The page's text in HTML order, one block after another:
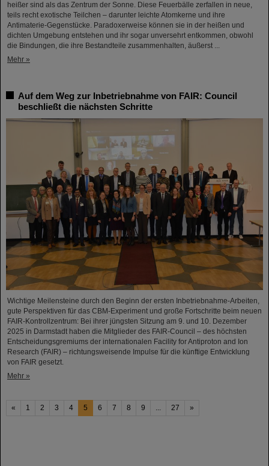
heißer sind als das Zentrum der Sonne. Diese Feuerbälle zerfallen in neue,
teils recht exotische Teilchen – darunter leichte Atomkerne und ihre
Antimaterie-Gegenstücke. Paradoxerweise können sie in der heißen und
dichten Umgebung entstehen und ihr sogar unversehrt entkommen, obwohl
die Bindungen, die ihre Bestandteile zusammenhalten, äußerst ...
Mehr »
Auf dem Weg zur Inbetriebnahme von FAIR: Council
beschließt die nächsten Schritte
Wichtige Meilensteine durch den Beginn der ersten Inbetriebnahme-Arbeiten,
gute Perspektiven für das CBM-Experiment und große Fortschritte beim neuen
FAIR-Kontrollzentrum: Bei ihrer jüngsten Sitzung am 9. und 10. Dezember
2025 in Darmstadt haben die Mitglieder des FAIR-Council – des höchsten
Entscheidungsgremiums der internationalen Facility for Antiproton and Ion
Research (FAIR) – richtungsweisende Impulse für die künftige Entwicklung
von FAIR gesetzt.
Mehr »
« 1 2 3 4 5 6 7 8 9 27 »